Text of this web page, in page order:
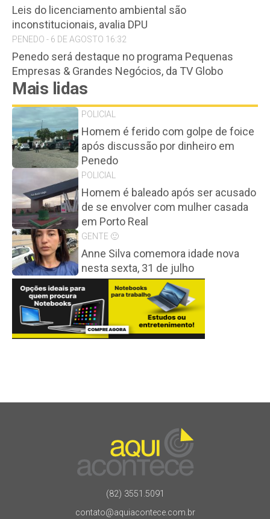
Leis do licenciamento ambiental são
inconstitucionais, avalia DPU
PENEDO - 6 DE AGOSTO 16:32
Penedo será destaque no programa Pequenas
Empresas & Grandes Negócios, da TV Globo
Mais lidas
POLICIAL
Homem é ferido com golpe de foice
após discussão por dinheiro em
Penedo
POLICIAL
Homem é baleado após ser acusado
de se envolver com mulher casada
em Porto Real
GENTE 🙂
Anne Silva comemora idade nova
nesta sexta, 31 de julho
(82) 3551.5091
contato@aquiacontece.com.br